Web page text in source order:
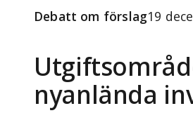
nyanlända
Debatt om förslag19